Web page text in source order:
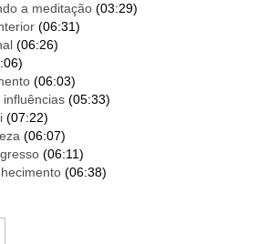
a meditação (03:29)
(06:31)
(06:26)
(06:03)
influências (05:33)
(07:22)
(06:07)
(06:11)
(06:38)